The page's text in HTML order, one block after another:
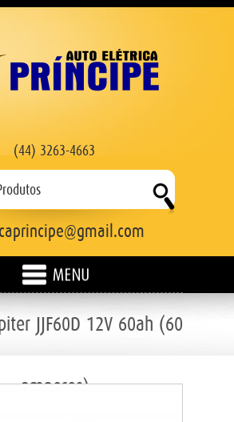
(44) 3263-4663
JJF60D 12V 60ah (60
amperes)